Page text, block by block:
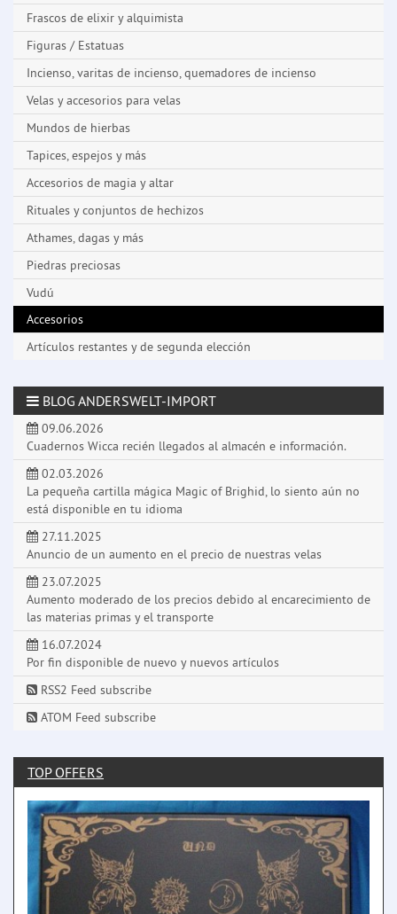
Frascos de elixir y alquimista
Figuras / Estatuas
Incienso, varitas de incienso, quemadores de incienso
Velas y accesorios para velas
Mundos de hierbas
Tapices, espejos y más
Accesorios de magia y altar
Rituales y conjuntos de hechizos
Athames, dagas y más
Piedras preciosas
Vudú
Accesorios
Artículos restantes y de segunda elección
BLOG ANDERSWELT-IMPORT
09.06.2026
Cuadernos Wicca recién llegados al almacén e información.
02.03.2026
La pequeña cartilla mágica Magic of Brighid, lo siento aún no
está disponible en tu idioma
27.11.2025
Anuncio de un aumento en el precio de nuestras velas
23.07.2025
Aumento moderado de los precios debido al encarecimiento de
las materias primas y el transporte
16.07.2024
Por fin disponible de nuevo y nuevos artículos
RSS2 Feed subscribe
ATOM Feed subscribe
TOP OFFERS